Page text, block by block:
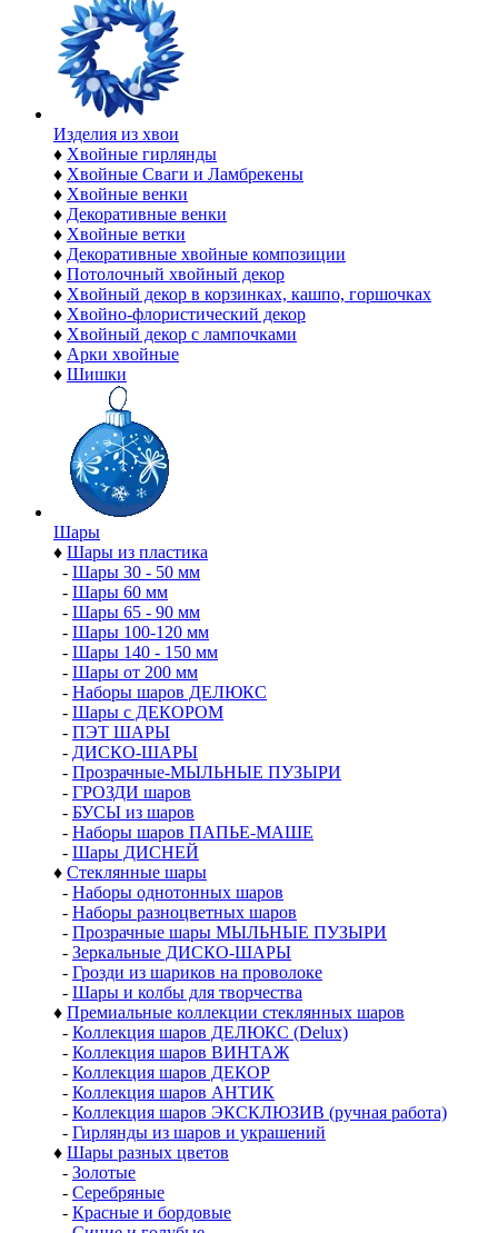
Изделия из хвои
♦ Хвойные гирлянды
♦ Хвойные Сваги и Ламбрекены
♦ Хвойные венки
♦ Декоративные венки
♦ Хвойные ветки
♦ Декоративные хвойные композиции
♦ Потолочный хвойный декор
♦ Хвойный декор в корзинках, кашпо, горшочках
♦ Хвойно-флористический декор
♦ Хвойный декор с лампочками
♦ Арки хвойные
♦ Шишки
Шары
♦ Шары из пластика
- Шары 30 - 50 мм
- Шары 60 мм
- Шары 65 - 90 мм
- Шары 100-120 мм
- Шары 140 - 150 мм
- Шары от 200 мм
- Наборы шаров ДЕЛЮКС
- Шары с ДЕКОРОМ
- ПЭТ ШАРЫ
- ДИСКО-ШАРЫ
- Прозрачные-МЫЛЬНЫЕ ПУЗЫРИ
- ГРОЗДИ шаров
- БУСЫ из шаров
- Наборы шаров ПАПЬЕ-МАШЕ
- Шары ДИСНЕЙ
♦ Стеклянные шары
- Наборы однотонных шаров
- Наборы разноцветных шаров
- Прозрачные шары МЫЛЬНЫЕ ПУЗЫРИ
- Зеркальные ДИСКО-ШАРЫ
- Грозди из шариков на проволоке
- Шары и колбы для творчества
♦ Премиальные коллекции стеклянных шаров
- Коллекция шаров ДЕЛЮКС (Delux)
- Коллекция шаров ВИНТАЖ
- Коллекция шаров ДЕКОР
- Коллекция шаров АНТИК
- Коллекция шаров ЭКСКЛЮЗИВ (ручная работа)
- Гирлянды из шаров и украшений
♦ Шары разных цветов
- Золотые
- Серебряные
- Красные и бордовые